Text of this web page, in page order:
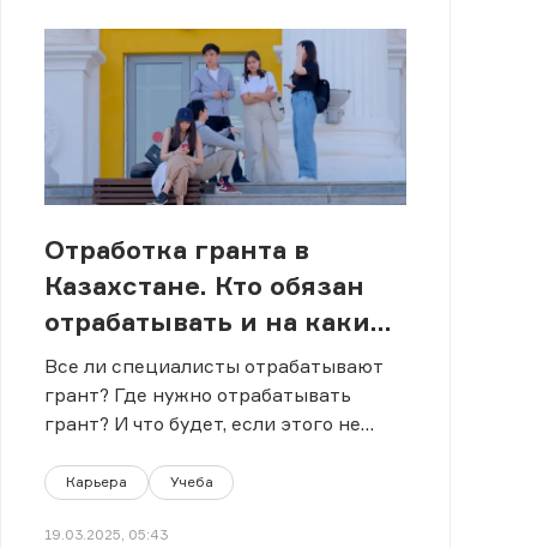
Отработка гранта в
Казахстане. Кто обязан
отрабатывать и на каких
условиях?
Все ли специалисты отрабатывают
грант? Где нужно отрабатывать
грант? И что будет, если этого не
Карьера Учеба
19.03.2025, 05:43